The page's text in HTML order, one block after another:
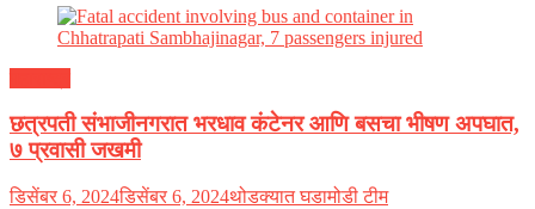
छत्रपती संभाजीनगरात भरधाव कंटेनर आणि बसचा भीषण अपघात,
७ प्रवासी जखमी
डिसेंबर 6, 2024डिसेंबर 6, 2024थोडक्यात घडामोडी टीम